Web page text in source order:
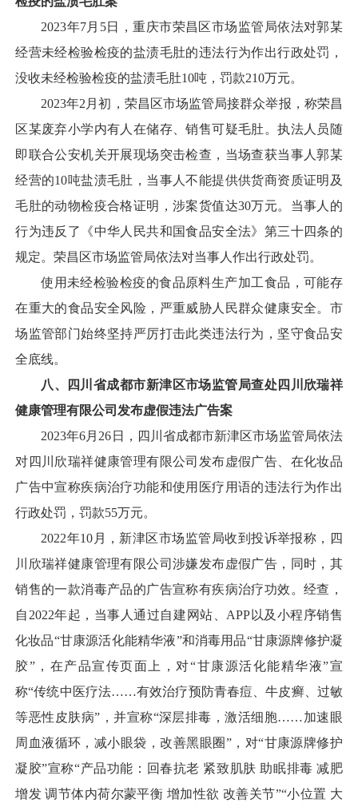
2023年7月5日，重庆市荣昌区市场监管局依法对郭某
经营未经检验检疫的盐渍毛肚的违法行为作出行政处罚，
没收未经检验检疫的盐渍毛肚10吨，罚款210万元。
2023年2月初，荣昌区市场监管局接群众举报，称荣昌
区某废弃小学内有人在储存、销售可疑毛肚。执法人员随
即联合公安机关开展现场突击检查，当场查获当事人郭某
经营的10吨盐渍毛肚，当事人不能提供供货商资质证明及
毛肚的动物检疫合格证明，涉案货值达30万元。当事人的
行为违反了《中华人民共和国食品安全法》第三十四条的
规定。荣昌区市场监管局依法对当事人作出行政处罚。
使用未经检验检疫的食品原料生产加工食品，可能存
在重大的食品安全风险，严重威胁人民群众健康安全。市
场监管部门始终坚持严厉打击此类违法行为，坚守食品安
全底线。
八 、
四川省成都市新津区市场监管局查处四川欣瑞祥
健康管理有限公司发布虚假违法广告案
2023年6月26日，四川省成都市新津区市场监管局依法
对四川欣瑞祥健康管理有限公司发布虚假广告、在化妆品
广告中宣称疾病治疗功能和使用医疗用语的违法行为作出
行政处罚，罚款55万元。
2022年10月，新津区市场监管局收到投诉举报称，四
川欣瑞祥健康管理有限公司涉嫌发布虚假广告，同时，其
销售的一款消毒产品的广告宣称有疾病治疗功效。经查，
自2022年起，当事人通过自建网站、APP以及小程序销售
化妆品“甘康源活化能精华液”和消毒用品“甘康源牌修护凝
胶”，在产品宣传页面上，对“甘康源活化能精华液”宣
称“传统中医疗法……有效治疗预防青春痘、牛皮癣、过敏
等恶性皮肤病”，并宣称“深层排毒，激活细胞……加速眼
周血液循环，减小眼袋，改善黑眼圈”，对“甘康源牌修护
凝胶”宣称“产品功能：回春抗老 紧致肌肤 助眠排毒 减肥
增发 调节体内荷尔蒙平衡 增加性欲 改善关节”“小位置 大